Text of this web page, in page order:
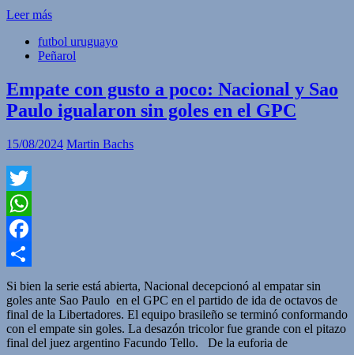
Leer más
futbol uruguayo
Peñarol
Empate con gusto a poco: Nacional y Sao
Paulo igualaron sin goles en el GPC
15/08/2024 Martin Bachs
Twitter
WhatsApp
Facebook
Compartir
Si bien la serie está abierta, Nacional decepcionó al empatar sin
goles ante Sao Paulo en el GPC en el partido de ida de octavos de
final de la Libertadores. El equipo brasileño se terminó conformando
con el empate sin goles. La desazón tricolor fue grande con el pitazo
final del juez argentino Facundo Tello. De la euforia de